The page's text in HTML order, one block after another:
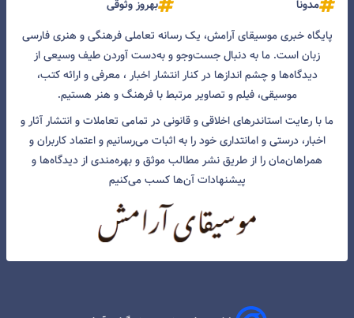
مدونا
بهروز وثوقی
پایگاه خبری موسیقای آرامش، یک رسانه تعاملی فرهنگی و هنری فارسی
زبان است. ما به دنبال جست‌و‌جو و به‌دست آوردن طیف وسیعی از
دیدگاه‌ها و چشم انداز‌ها در کنار انتشار اخبار ، معرفی و ارائه کتب،
موسیقی، فیلم و تصاویر مرتبط با فرهنگ و هنر هستیم.
ما با رعایت استاندرهای اخلاقی و قانونی در تمامی تعاملات و انتشار آثار و
اخبار، درستی و امانتداری خود را به اثبات می‌رسانیم و اعتماد کاربران و
همراهان‌مان را از طریق نشر مطالب موثق و بهره‌مندی از دیدگاه‌ها و
پیشنهادات آن‌ها کسب می‌کنیم